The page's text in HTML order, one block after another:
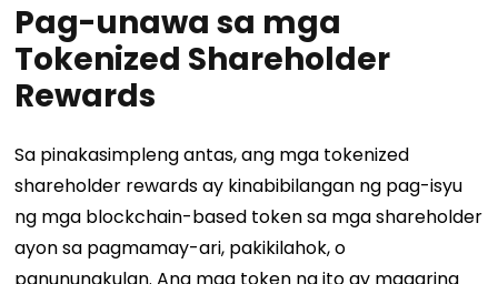
Pag-unawa sa mga
Tokenized Shareholder
Rewards
Sa pinakasimpleng antas, ang mga tokenized
shareholder rewards ay kinabibilangan ng pag-isyu
ng mga blockchain-based token sa mga shareholder
ayon sa pagmamay-ari, pakikilahok, o